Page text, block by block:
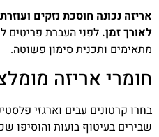
אריזה נכונה חוסכת נזקים
לאורך זמן. לפני העברת פריטים
מתאימים ותכנית סימון פשוטה.
חומרי אריזה
בחרו קרטונים עבים וארגזי
שבירים בעיטוף בועות והוסיפו